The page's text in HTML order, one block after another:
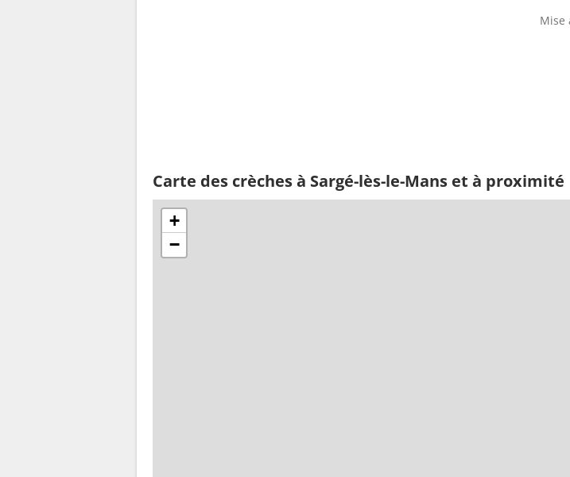
Mise
Carte des crèches à Sargé-lès-le-Mans et à proximité
+
−